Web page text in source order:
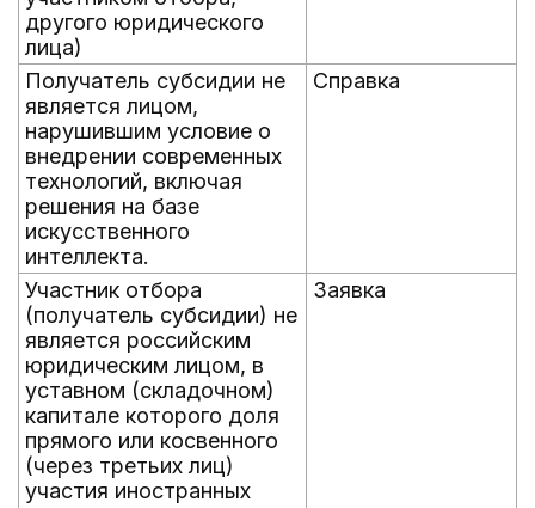
другого юридического
лица)
Получатель субсидии не
является лицом,
нарушившим условие о
внедрении современных
технологий, включая
решения на базе
искусственного
интеллекта.
Справка
Участник отбора
(получатель субсидии) не
является российским
юридическим лицом, в
уставном (складочном)
капитале которого доля
прямого или косвенного
(через третьих лиц)
участия иностранных
Заявка